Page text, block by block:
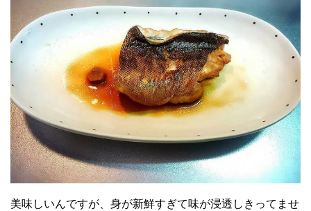
美味しいんですが、身が新鮮すぎて味が浸透しきってませ